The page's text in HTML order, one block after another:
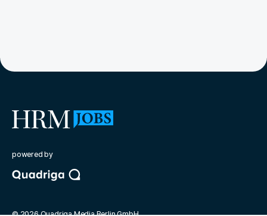
powered by
©2026Quadriga Media Berlin GmbH